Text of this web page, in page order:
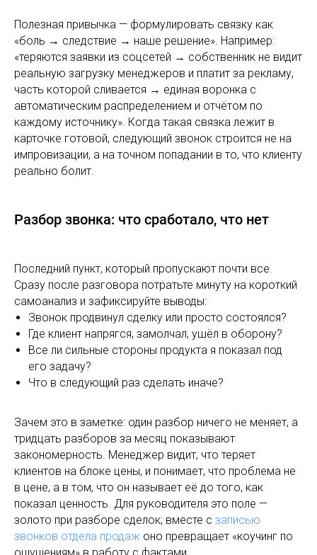
Полезная привычка — формулировать связку как
«боль → следствие → наше решение». Например:
«теряются заявки из соцсетей → собственник не видит
реальную загрузку менеджеров и платит за рекламу,
часть которой сливается → единая воронка с
автоматическим распределением и отчётом по
каждому источнику». Когда такая связка лежит в
карточке готовой, следующий звонок строится не на
импровизации, а на точном попадании в то, что клиенту
реально болит.
Разбор звонка: что сработало, что нет
Последний пункт, который пропускают почти все.
Сразу после разговора потратьте минуту на короткий
самоанализ и зафиксируйте выводы:
Звонок продвинул сделку или просто состоялся?
Где клиент напрягся, замолчал, ушёл в оборону?
Все ли сильные стороны продукта я показал под
его задачу?
Что в следующий раз сделать иначе?
Зачем это в заметке: один разбор ничего не меняет, а
тридцать разборов за месяц показывают
закономерность. Менеджер видит, что теряет
клиентов на блоке цены, и понимает, что проблема не
в цене, а в том, что он называет её до того, как
показал ценность. Для руководителя это поле —
золото при разборе сделок; вместе с записью
звонков отдела продаж оно превращает «коучинг по